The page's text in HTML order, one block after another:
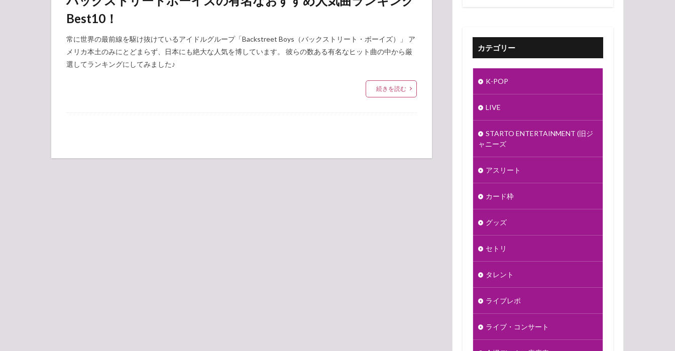
Best10！
常に世界の最前線を駆け抜けているアイドルグループ「Backstreet Boys（バックストリート・ボーイズ）」 ア
メリカ本土のみにとどまらず、日本にも絶大な人気を博しています。 彼らの数ある有名なヒット曲の中から厳
選してランキングにしてみました♪
続きを読む
カテゴリー
K-POP
LIVE
STARTO ENTERTAINMENT (旧ジ
ャニーズ
アスリート
カード枠
グッズ
セトリ
タレント
ライブレポ
ライブ・コンサート